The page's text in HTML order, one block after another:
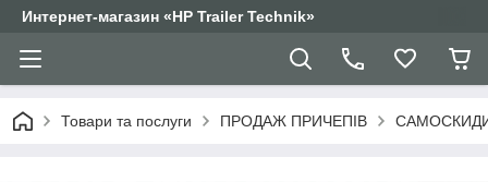
Интернет-магазин «HP Trailer Technik»
Товари та послуги ПРОДАЖ ПРИЧЕПІВ